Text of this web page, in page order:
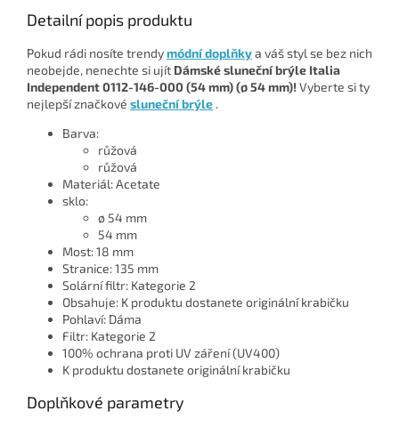
Detailní popis produktu
Pokud rádi nosíte trendymódní doplňkya váš styl se bez nich
neobejde, nenechte si ujít Dámské sluneční brýle Italia
Independent 0112-146-000 (54 mm) (ø 54 mm)!Vyberte si ty
nejlepší značkové sluneční brýle .
Barva:
růžová
růžová
Materiál: Acetate
sklo:
ø 54 mm
54 mm
Most: 18 mm
Stranice: 135 mm
Solární filtr: Kategorie 2
Obsahuje: K produktu dostanete originální krabičku
Pohlaví: Dáma
Filtr: Kategorie 2
100% ochrana proti UV záření (UV400)
K produktu dostanete originální krabičku
Doplňkové parametry